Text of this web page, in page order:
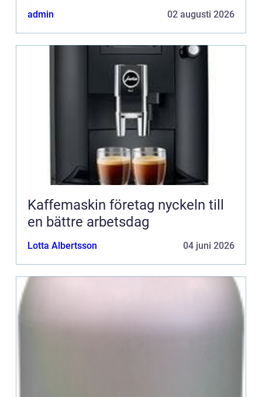
admin 02 augusti 2026
Kaffemaskin företag nyckeln till
en bättre arbetsdag
Lotta Albertsson 04 juni 2026